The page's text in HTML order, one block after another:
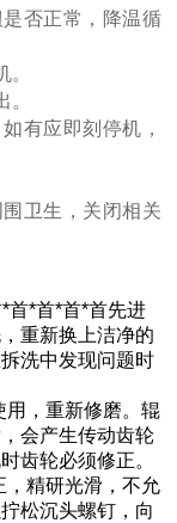
否正常，降温循
有应即刻停机，
卫生，关闭相关
*首*首*首先进
重新换上洁净的
洗中发现问题时
，重新修磨。辊
会产生传动齿轮
齿轮必须修正。
精研光滑，不允
松沉头螺钉，向